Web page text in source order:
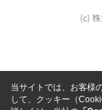
(c)
当サイトでは、お客様
して、クッキー（